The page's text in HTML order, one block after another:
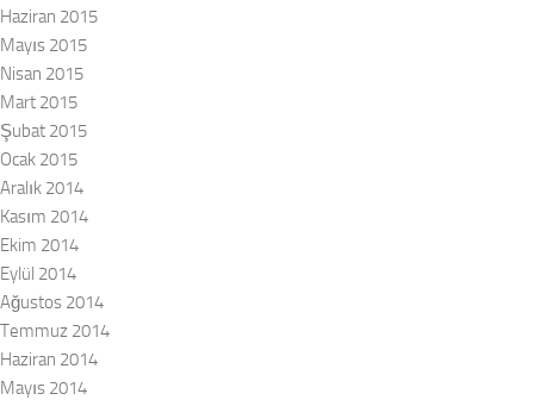
Haziran 2015
Mayıs 2015
Nisan 2015
Mart 2015
Şubat 2015
Ocak 2015
Aralık 2014
Kasım 2014
Ekim 2014
Eylül 2014
Ağustos 2014
Temmuz 2014
Haziran 2014
Mayıs 2014